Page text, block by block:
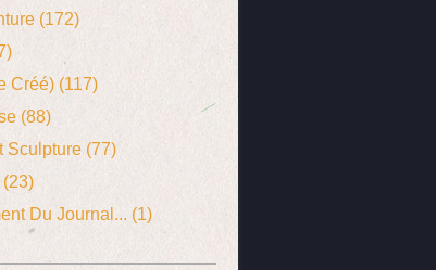
(172)
Créé) (117)
(88)
Sculpture (77)
(23)
Du Journal... (1)